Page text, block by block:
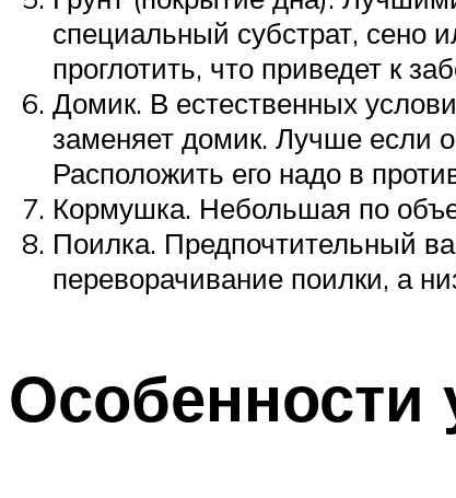
специальный субстрат, сено
проглотить, что приведет к
Домик. В естественных
заменяет домик. Лучше если
Расположить его надо в
Кормушка. Небольшая по
Поилка. Предпочтительный
переворачивание поилки, а
Особенности